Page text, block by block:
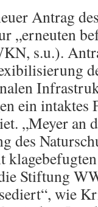
Antrag
„erneuten
s.u.).
ein intaktes
„Meyer an
des
Stiftung
wie